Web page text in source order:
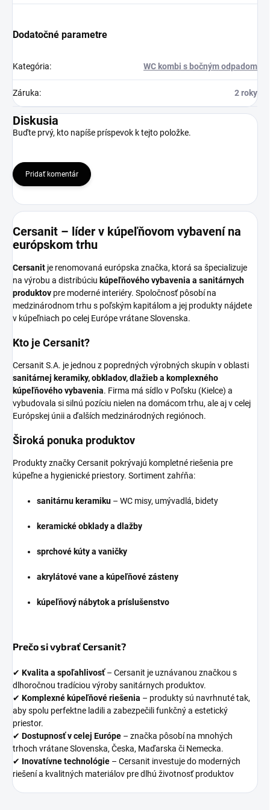
Dodatočné parametre
Kategória: WC kombi s bočným odpadom
Záruka: 2 roky
Diskusia
Buďte prvý, kto napíše príspevok k tejto položke.
Pridať komentár
Cersanit – líder v kúpeľňovom vybavení na
európskom trhu
Cersanit je renomovaná európska značka, ktorá sa špecializuje
na výrobu a distribúciu kúpeľňového vybavenia a sanitárnych
produktov pre moderné interiéry. Spoločnosť pôsobí na
medzinárodnom trhu s poľským kapitálom a jej produkty nájdete
v kúpeľniach po celej Európe vrátane Slovenska.
Kto je Cersanit?
Cersanit S.A. je jednou z popredných výrobných skupín v oblasti
sanitárnej keramiky, obkladov, dlažieb a komplexného
kúpeľňového vybavenia. Firma má sídlo v Poľsku (Kielce) a
vybudovala si silnú pozíciu nielen na domácom trhu, ale aj v celej
Európskej únii a ďalších medzinárodných regiónoch.
Široká ponuka produktov
Produkty značky Cersanit pokrývajú kompletné riešenia pre
kúpeľne a hygienické priestory. Sortiment zahŕňa:
sanitárnu keramiku – WC misy, umývadlá, bidety
keramické obklady a dlažby
sprchové kúty a vaničky
akrylátové vane a kúpeľňové zásteny
kúpeľňový nábytok a príslušenstvo
Prečo si vybrať Cersanit?
✔ Kvalita a spoľahlivosť– Cersanit je uznávanou značkou s
dlhoročnou tradíciou výroby sanitárnych produktov.
✔ Komplexné kúpeľňové riešenia – produkty sú navrhnuté tak,
aby spolu perfektne ladili a zabezpečili funkčný a estetický
priestor.
✔ Dostupnosť v celej Európe – značka pôsobí na mnohých
trhoch vrátane Slovenska, Česka, Maďarska či Nemecka.
✔ Inovatívne technológie – Cersanit investuje do moderných
riešení a kvalitných materiálov pre dlhú životnosť produktov